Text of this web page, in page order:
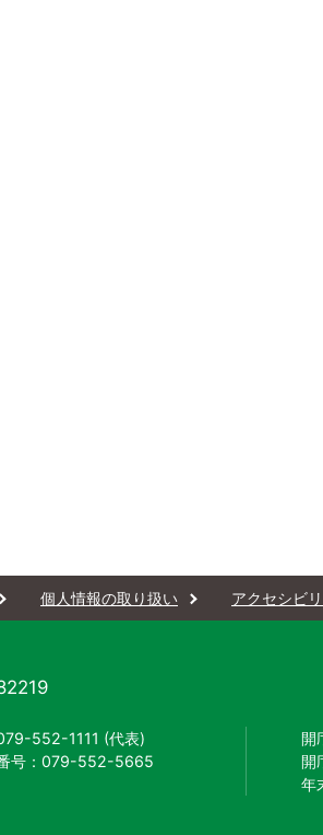
個人情報の取り扱い アクセシビ
552-1111 (代表)
号：079-552-5665
開
開
年